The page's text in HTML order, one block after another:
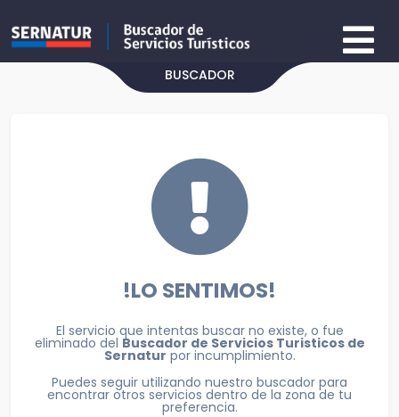
BUSCADOR
!LO SENTIMOS!
El servicio que intentas buscar no existe, o fue
eliminado del Buscador de Servicios Turisticos de
Sernatur por incumplimiento.
Puedes seguir utilizando nuestro buscador para
encontrar otros servicios dentro de la zona de tu
preferencia.